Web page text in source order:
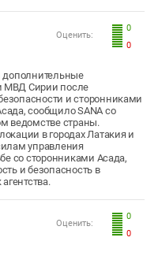
0
0
Оценить:
дополнительные
МВД Сирии после
и сторонниками
сообщило SANA со
ведомстве страны.
в городах Латакия и
управления
со сторонниками Асада,
и безопасность в
0
0
Оценить: